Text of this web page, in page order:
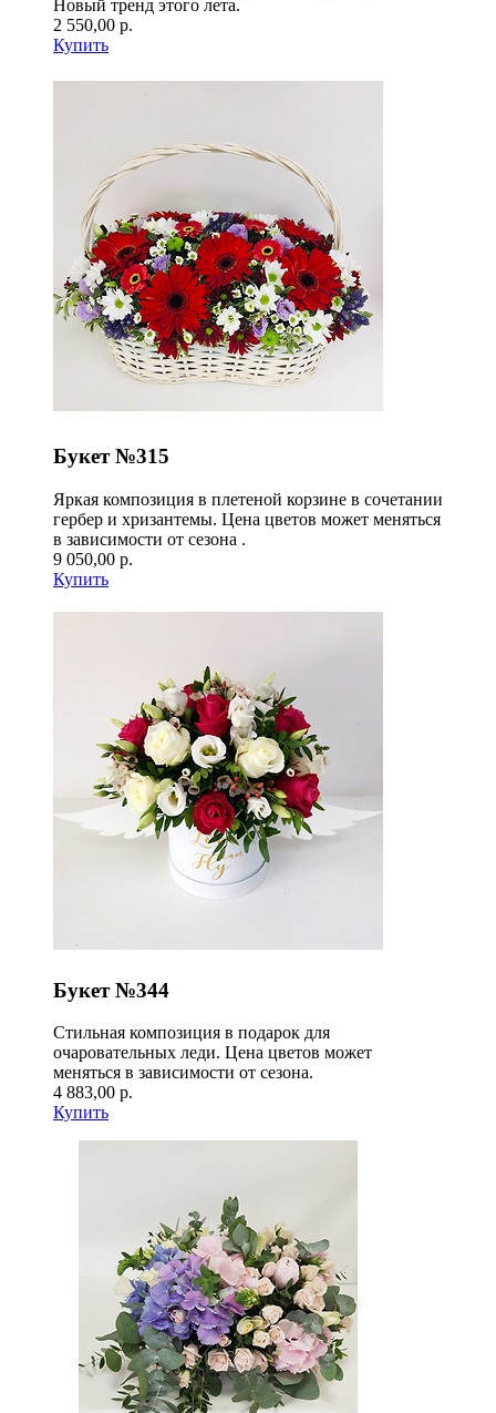
Новый тренд этого лета.
2 550,00 р.
Купить
Букет №315
Яркая композиция в плетеной корзине в сочетании
гербер и хризантемы. Цена цветов может меняться
в зависимости от сезона .
9 050,00 р.
Купить
Букет №344
Стильная композиция в подарок для
очаровательных леди. Цена цветов может
меняться в зависимости от сезона.
4 883,00 р.
Купить